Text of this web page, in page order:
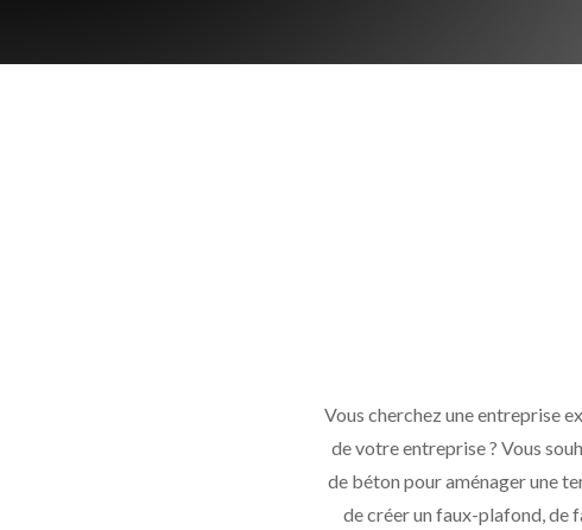
Vous cherchez une entreprise
de votre entreprise ? Vous
de béton pour aménager une
de créer un faux-plafond, de